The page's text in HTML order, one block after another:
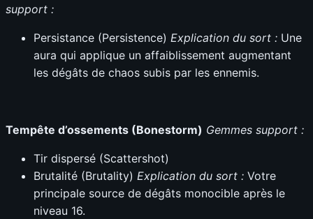
support :
Persistance (Persistence) Explication du sort : Une
aura qui applique un affaiblissement augmentant
les dégâts de chaos subis par les ennemis.
Tempête d’ossements (Bonestorm) Gemmes support :
Tir dispersé (Scattershot)
Brutalité (Brutality) Explication du sort : Votre
principale source de dégâts monocible après le
niveau 16.